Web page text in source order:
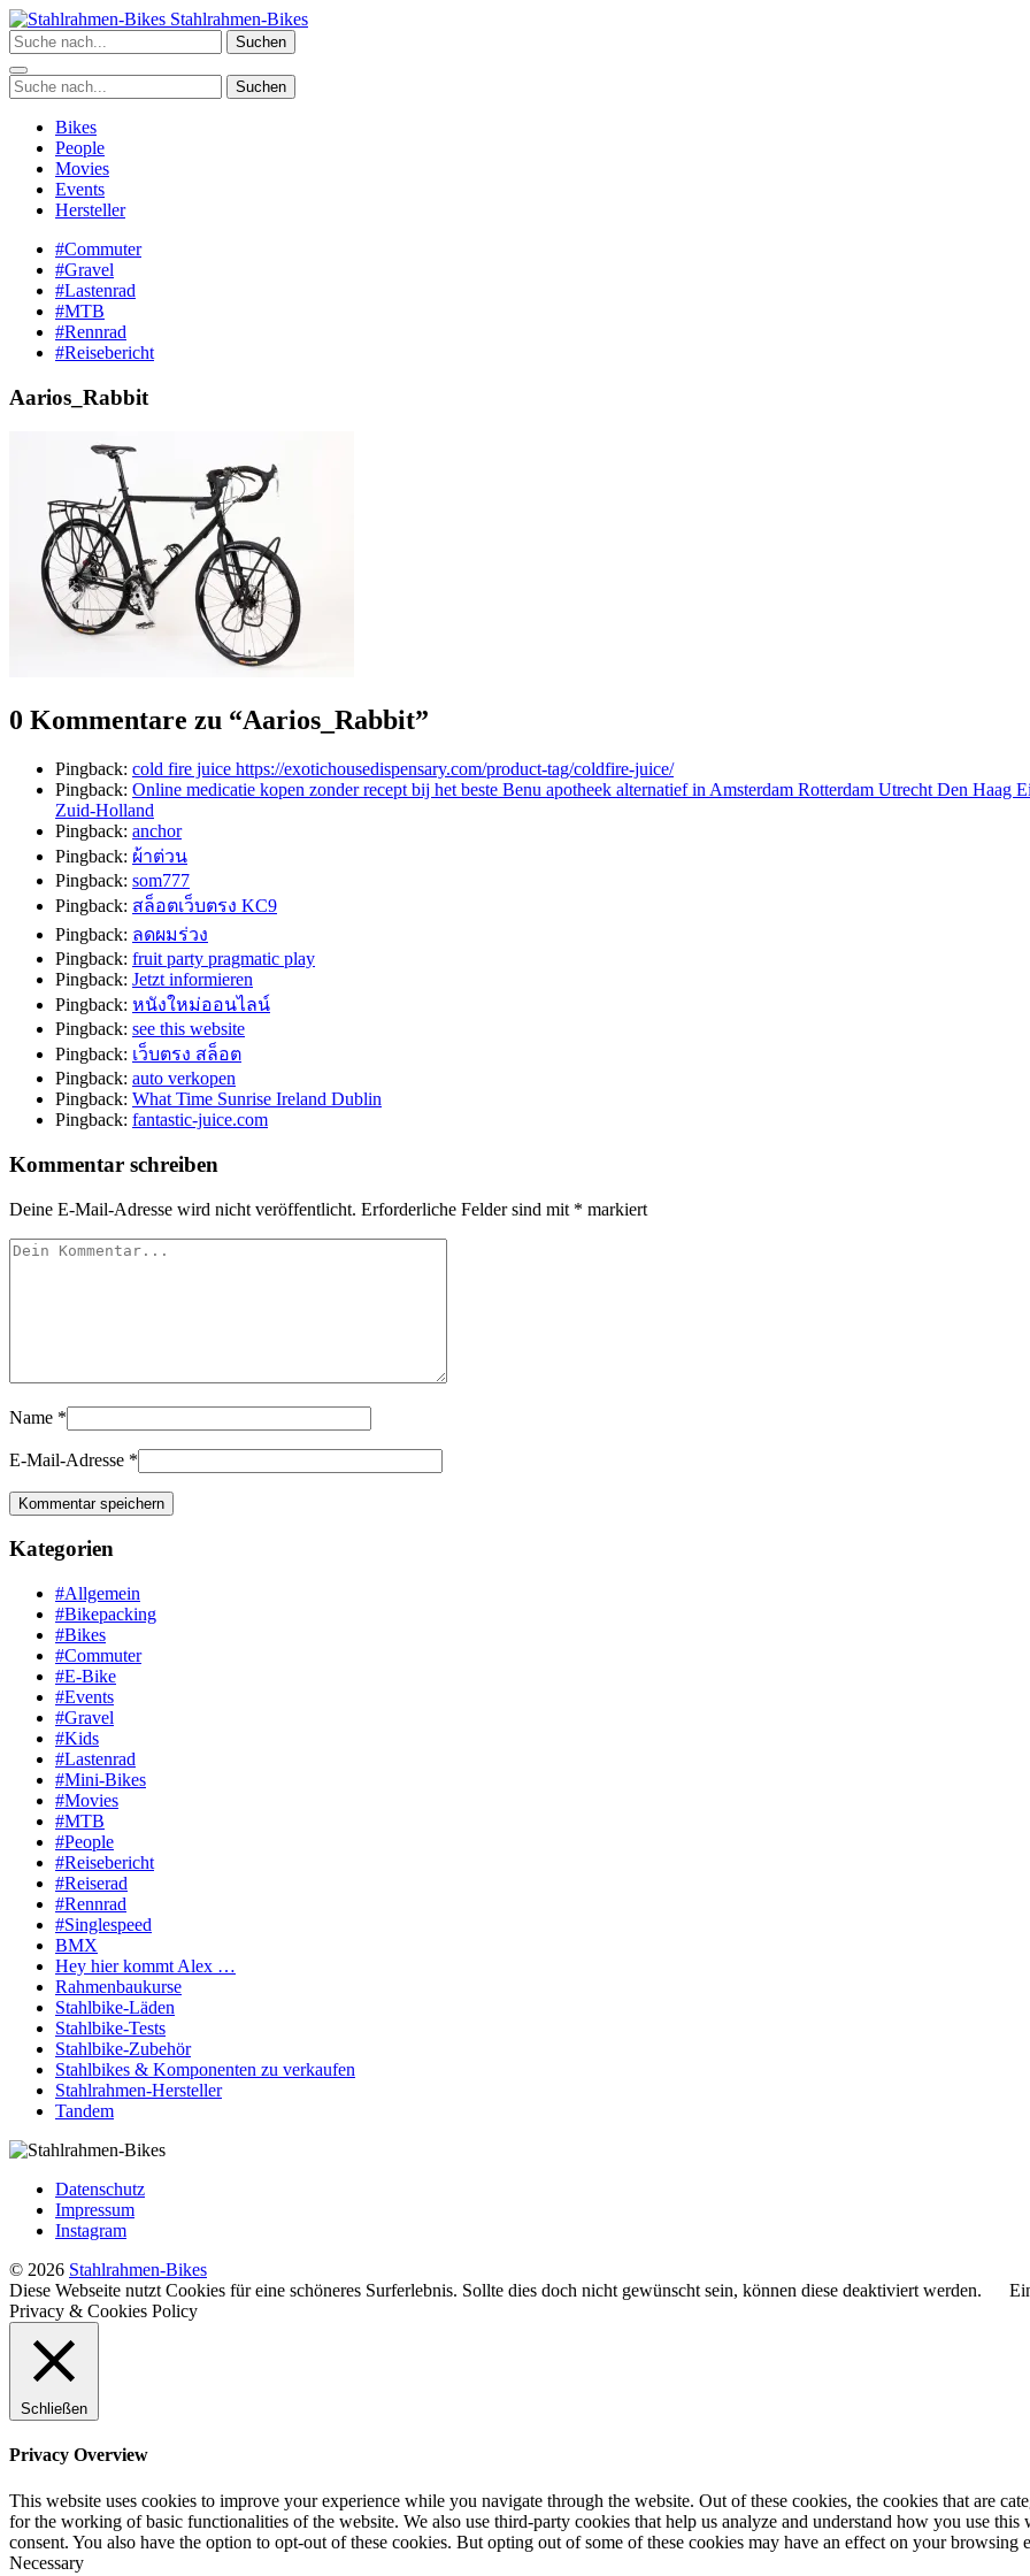
Zum
Inhalt
springen
Stahlrahmen-Bikes
Suchen
Suchen
Bikes
People
Movies
Events
Hersteller
#Commuter
#Gravel
#Lastenrad
#MTB
#Rennrad
#Reisebericht
Aarios_Rabbit
0 Kommentare zu “Aarios_Rabbit”
Pingback: cold fire juice https://exotichousedispensary.com/product-tag/coldfire-juice/
Pingback: Online medicatie kopen zonder recept bij het beste Benu apotheek alternatief in Amsterdam Rotterdam Utrecht Den
Zuid-Holland
Pingback: anchor
Pingback: ผ้าต่วน
Pingback: som777
Pingback: สล็อตเว็บตรง KC9
Pingback: ลดผมร่วง
Pingback: fruit party pragmatic play
Pingback: Jetzt informieren
Pingback: หนังใหม่ออนไลน์
Pingback: see this website
Pingback: เว็บตรง สล็อต
Pingback: auto verkopen
Pingback: What Time Sunrise Ireland Dublin
Pingback: fantastic-juice.com
Kommentar schreiben
Deine E-Mail-Adresse wird nicht veröffentlicht. Erforderliche Felder sind mit * markiert
Name *
E-Mail-Adresse *
Kategorien
#Allgemein
#Bikepacking
#Bikes
#Commuter
#E-Bike
#Events
#Gravel
#Kids
#Lastenrad
#Mini-Bikes
#Movies
#MTB
#People
#Reisebericht
#Reiserad
#Rennrad
#Singlespeed
BMX
Hey hier kommt Alex …
Rahmenbaukurse
Stahlbike-Läden
Stahlbike-Tests
Stahlbike-Zubehör
Stahlbikes & Komponenten zu verkaufen
Stahlrahmen-Hersteller
Tandem
Datenschutz
Impressum
Instagram
© 2026 Stahlrahmen-Bikes
Diese Webseite nutzt Cookies für eine schöneres Surferlebnis. Sollte dies doch nicht gewünscht sein, können diese deaktiviert werden.
Privacy & Cookies Policy
Schließen
Privacy Overview
This website uses cookies to improve your experience while you navigate through the website. Out of these cookies, the cookies that are
for the working of basic functionalities of the website. We also use third-party cookies that help us analyze and understand how you use
consent. You also have the option to opt-out of these cookies. But opting out of some of these cookies may have an effect on your browsing
Necessary